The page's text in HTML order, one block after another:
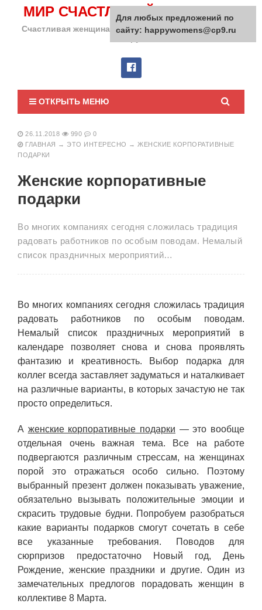
МИР СЧАСТЛИВОЙ ЖЕНЩИНЫ
Счастливая женщина сделает счастливым весь мир
ОТКРЫТЬ МЕНЮ
26.11.2018 990
0
ГЛАВНАЯ → ЭТО ИНТЕРЕСНО → ЖЕНСКИЕ КОРПОРАТИВНЫЕ
ПОДАРКИ
Женские корпоративные
подарки
Во многих компаниях сегодня сложилась традиция
радовать работников по особым поводам. Немалый
список праздничных мероприятий…
Во многих компаниях сегодня сложилась традиция
радовать работников по особым поводам.
Немалый список праздничных мероприятий в
календаре позволяет снова и снова проявлять
фантазию и креативность. Выбор подарка для
коллег всегда заставляет задуматься и наталкивает
на различные варианты, в которых зачастую не так
просто определиться.
А женские корпоративные подарки — это вообще
отдельная очень важная тема. Все на работе
подвергаются различным стрессам, на женщинах
порой это отражаться особо сильно. Поэтому
выбранный презент должен показывать уважение,
обязательно вызывать положительные эмоции и
скрасить трудовые будни. Попробуем разобраться
какие варианты подарков смогут сочетать в себе
все указанные требования. Поводов для
сюрпризов предостаточно Новый год, День
Рождение, женские праздники и другие. Один из
замечательных предлогов порадовать женщин в
коллективе 8 Марта.
Для любых предложений по
сайту: happywomens@cp9.ru